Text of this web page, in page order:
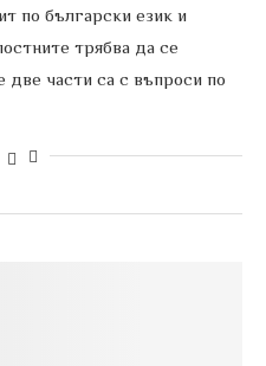
по български език и
трябва да се
две части са с въпроси по